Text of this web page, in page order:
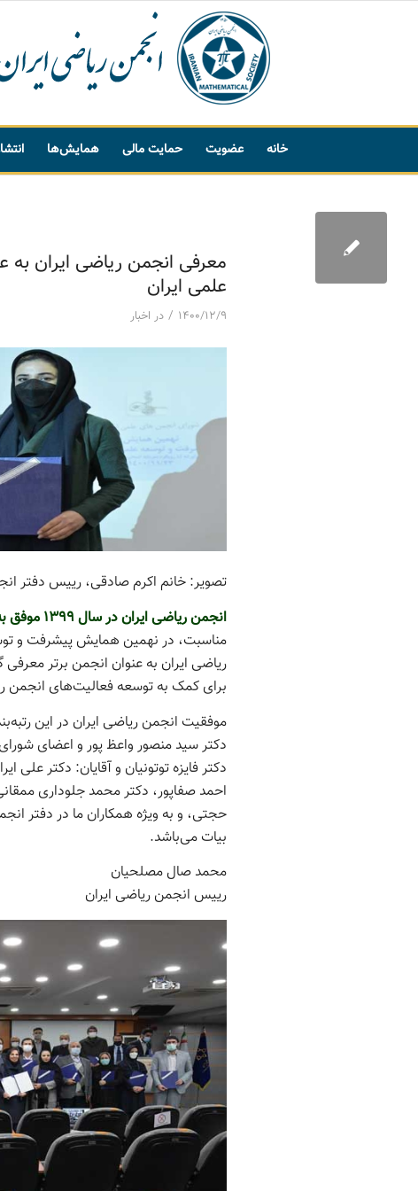
خانه عضویت حمایت مالی همایش‌ها
معرفی انجمن ریاضی ایران به
علمی ایران
۱۴۰۰/۱۲/۹ / در اخبار
تصویر: خانم اکرم صادقی، رییس دفتر
انجمن ریاضی ایران در سال 1399 موفق به کسب رتبه +A در میان انجمن‌های علمی گردید.
ریاضی ایران به عنوان انجمن برتر
برای کمک به توسعه فعالیت‌های انجمن
موفقیت انجمن ریاضی ایران در این
دکتر سید منصور واعظ پور و اعضای
دکتر فایزه توتونیان و آقایان: دکتر
احمد صفاپور، دکتر محمد جلوداری
حجتی، و به ویژه همکاران ما در دفتر
بیات می‌باشد.
محمد صال مصلحیان
رییس انجمن ریاضی ایران